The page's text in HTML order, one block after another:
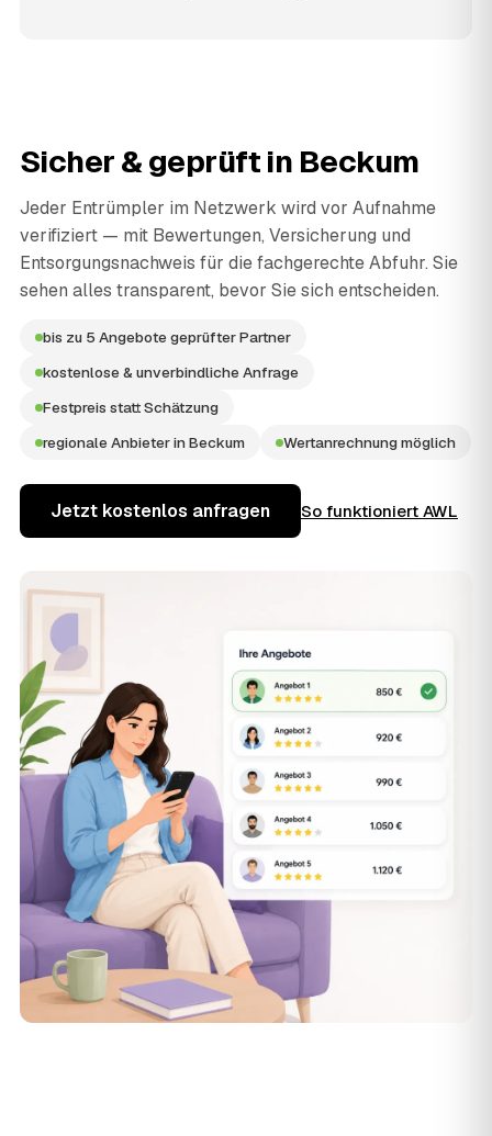
Sicher & geprüft in Beckum
Jeder Entrümpler im Netzwerk wird vor Aufnahme
verifiziert — mit Bewertungen, Versicherung und
Entsorgungsnachweis für die fachgerechte Abfuhr. Sie
sehen alles transparent, bevor Sie sich entscheiden.
bis zu 5 Angebote geprüfter Partner
kostenlose & unverbindliche Anfrage
Festpreis statt Schätzung
regionale Anbieter in Beckum
Wertanrechnung möglich
Jetzt kostenlos anfragen So funktioniert AWL